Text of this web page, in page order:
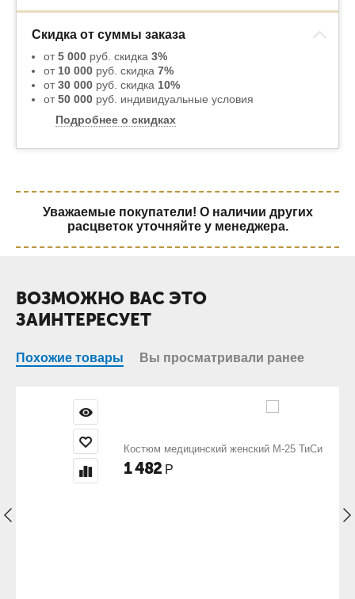
Скидка от суммы заказа
от5 000 руб. скидка 3%
от 10 000 руб. скидка 7%
от30 000 руб. скидка 10%
от50 000 руб. индивидуальные условия
Подробнее о скидках
Уважаемые покупатели! О наличии других
расцветок уточняйте у менеджера.
ВОЗМОЖНО ВАС ЭТО
ЗАИНТЕРЕСУЕТ
Похожие товары Вы просматривали ранее
Костюм медицинский женский М-25 ТиСи
1 482 Р